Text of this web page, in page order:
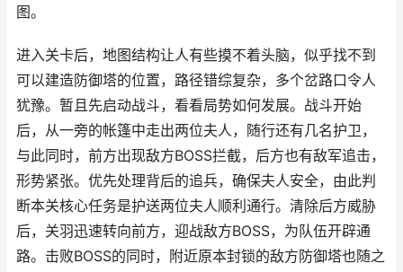
图。
进入关卡后，地图结构让人有些摸不着头脑，似乎找不到
可以建造防御塔的位置，路径错综复杂，多个岔路口令人
犹豫。暂且先启动战斗，看看局势如何发展。战斗开始
后，从一旁的帐篷中走出两位夫人，随行还有几名护卫，
与此同时，前方出现敌方BOSS拦截，后方也有敌军追击，
形势紧张。优先处理背后的追兵，确保夫人安全，由此判
断本关核心任务是护送两位夫人顺利通行。清除后方威胁
后，关羽迅速转向前方，迎战敌方BOSS，为队伍开辟通
路。击败BOSS的同时，附近原本封锁的敌方防御塔也随之